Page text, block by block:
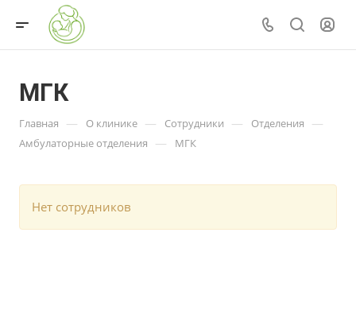
МГК
Главная — О клинике — Сотрудники — Отделения —
Амбулаторные отделения — МГК
Нет сотрудников